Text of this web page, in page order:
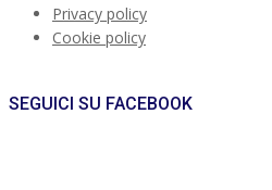
Privacy policy
Cookie policy
SEGUICI SU FACEBOOK